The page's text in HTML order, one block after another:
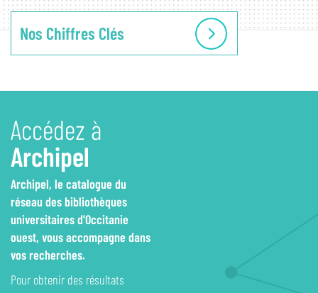
Nos Chiffres Clés
Accédez à
Archipel
Archipel, le catalogue du
réseau des bibliothèques
universitaires d'Occitanie
ouest, vous accompagne dans
vos recherches.
Pour obtenir des résultats